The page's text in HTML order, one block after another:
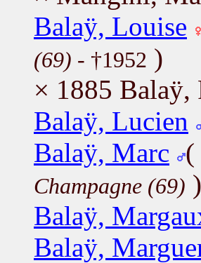
Balaÿ, Louise
(69) - †1952 )
× 1885 Balaÿ,
Balaÿ, Lucien
Balaÿ, Marc (
Champagne (69) )
Balaÿ,
Balaÿ,